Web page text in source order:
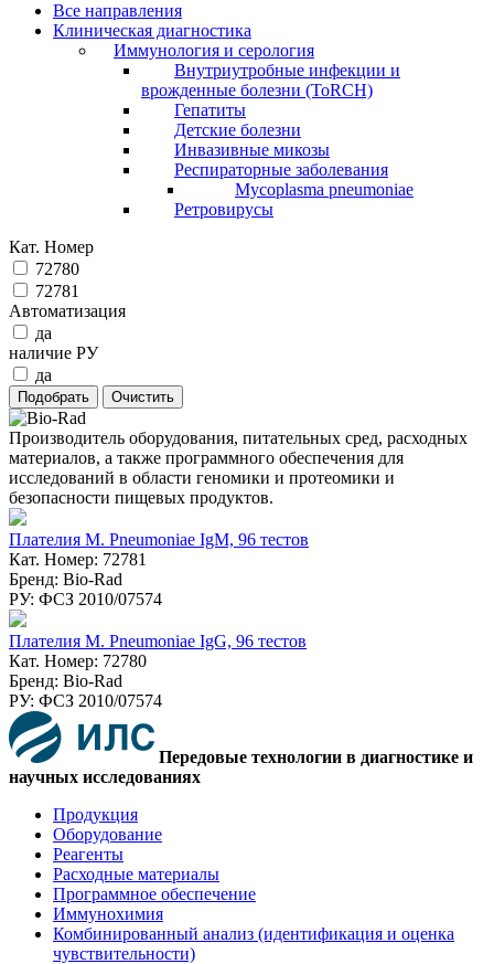
Все направления
Клиническая диагностика
Иммунология и серология
Внутриутробные инфекции и
врожденные болезни (ToRCH)
Гепатиты
Детские болезни
Инвазивные микозы
Респираторные заболевания
Mycoplasma pneumoniae
Ретровирусы
Кат. Номер
72780
72781
Автоматизация
да
наличие РУ
да
Производитель оборудования, питательных сред, расходных
материалов, а также программного обеспечения для
исследований в области геномики и протеомики и
безопасности пищевых продуктов.
Плателия M. Pneumoniae IgM, 96 тестов
Кат. Номер: 72781
Бренд: Bio-Rad
РУ: ФСЗ 2010/07574
Плателия M. Pneumoniae IgG, 96 тестов
Кат. Номер: 72780
Бренд: Bio-Rad
РУ: ФСЗ 2010/07574
Передовые технологии в диагностике и
научных исследованиях
Продукция
Оборудование
Реагенты
Расходные материалы
Программное обеспечение
Иммунохимия
Комбинированный анализ (идентификация и оценка
чувствительности)